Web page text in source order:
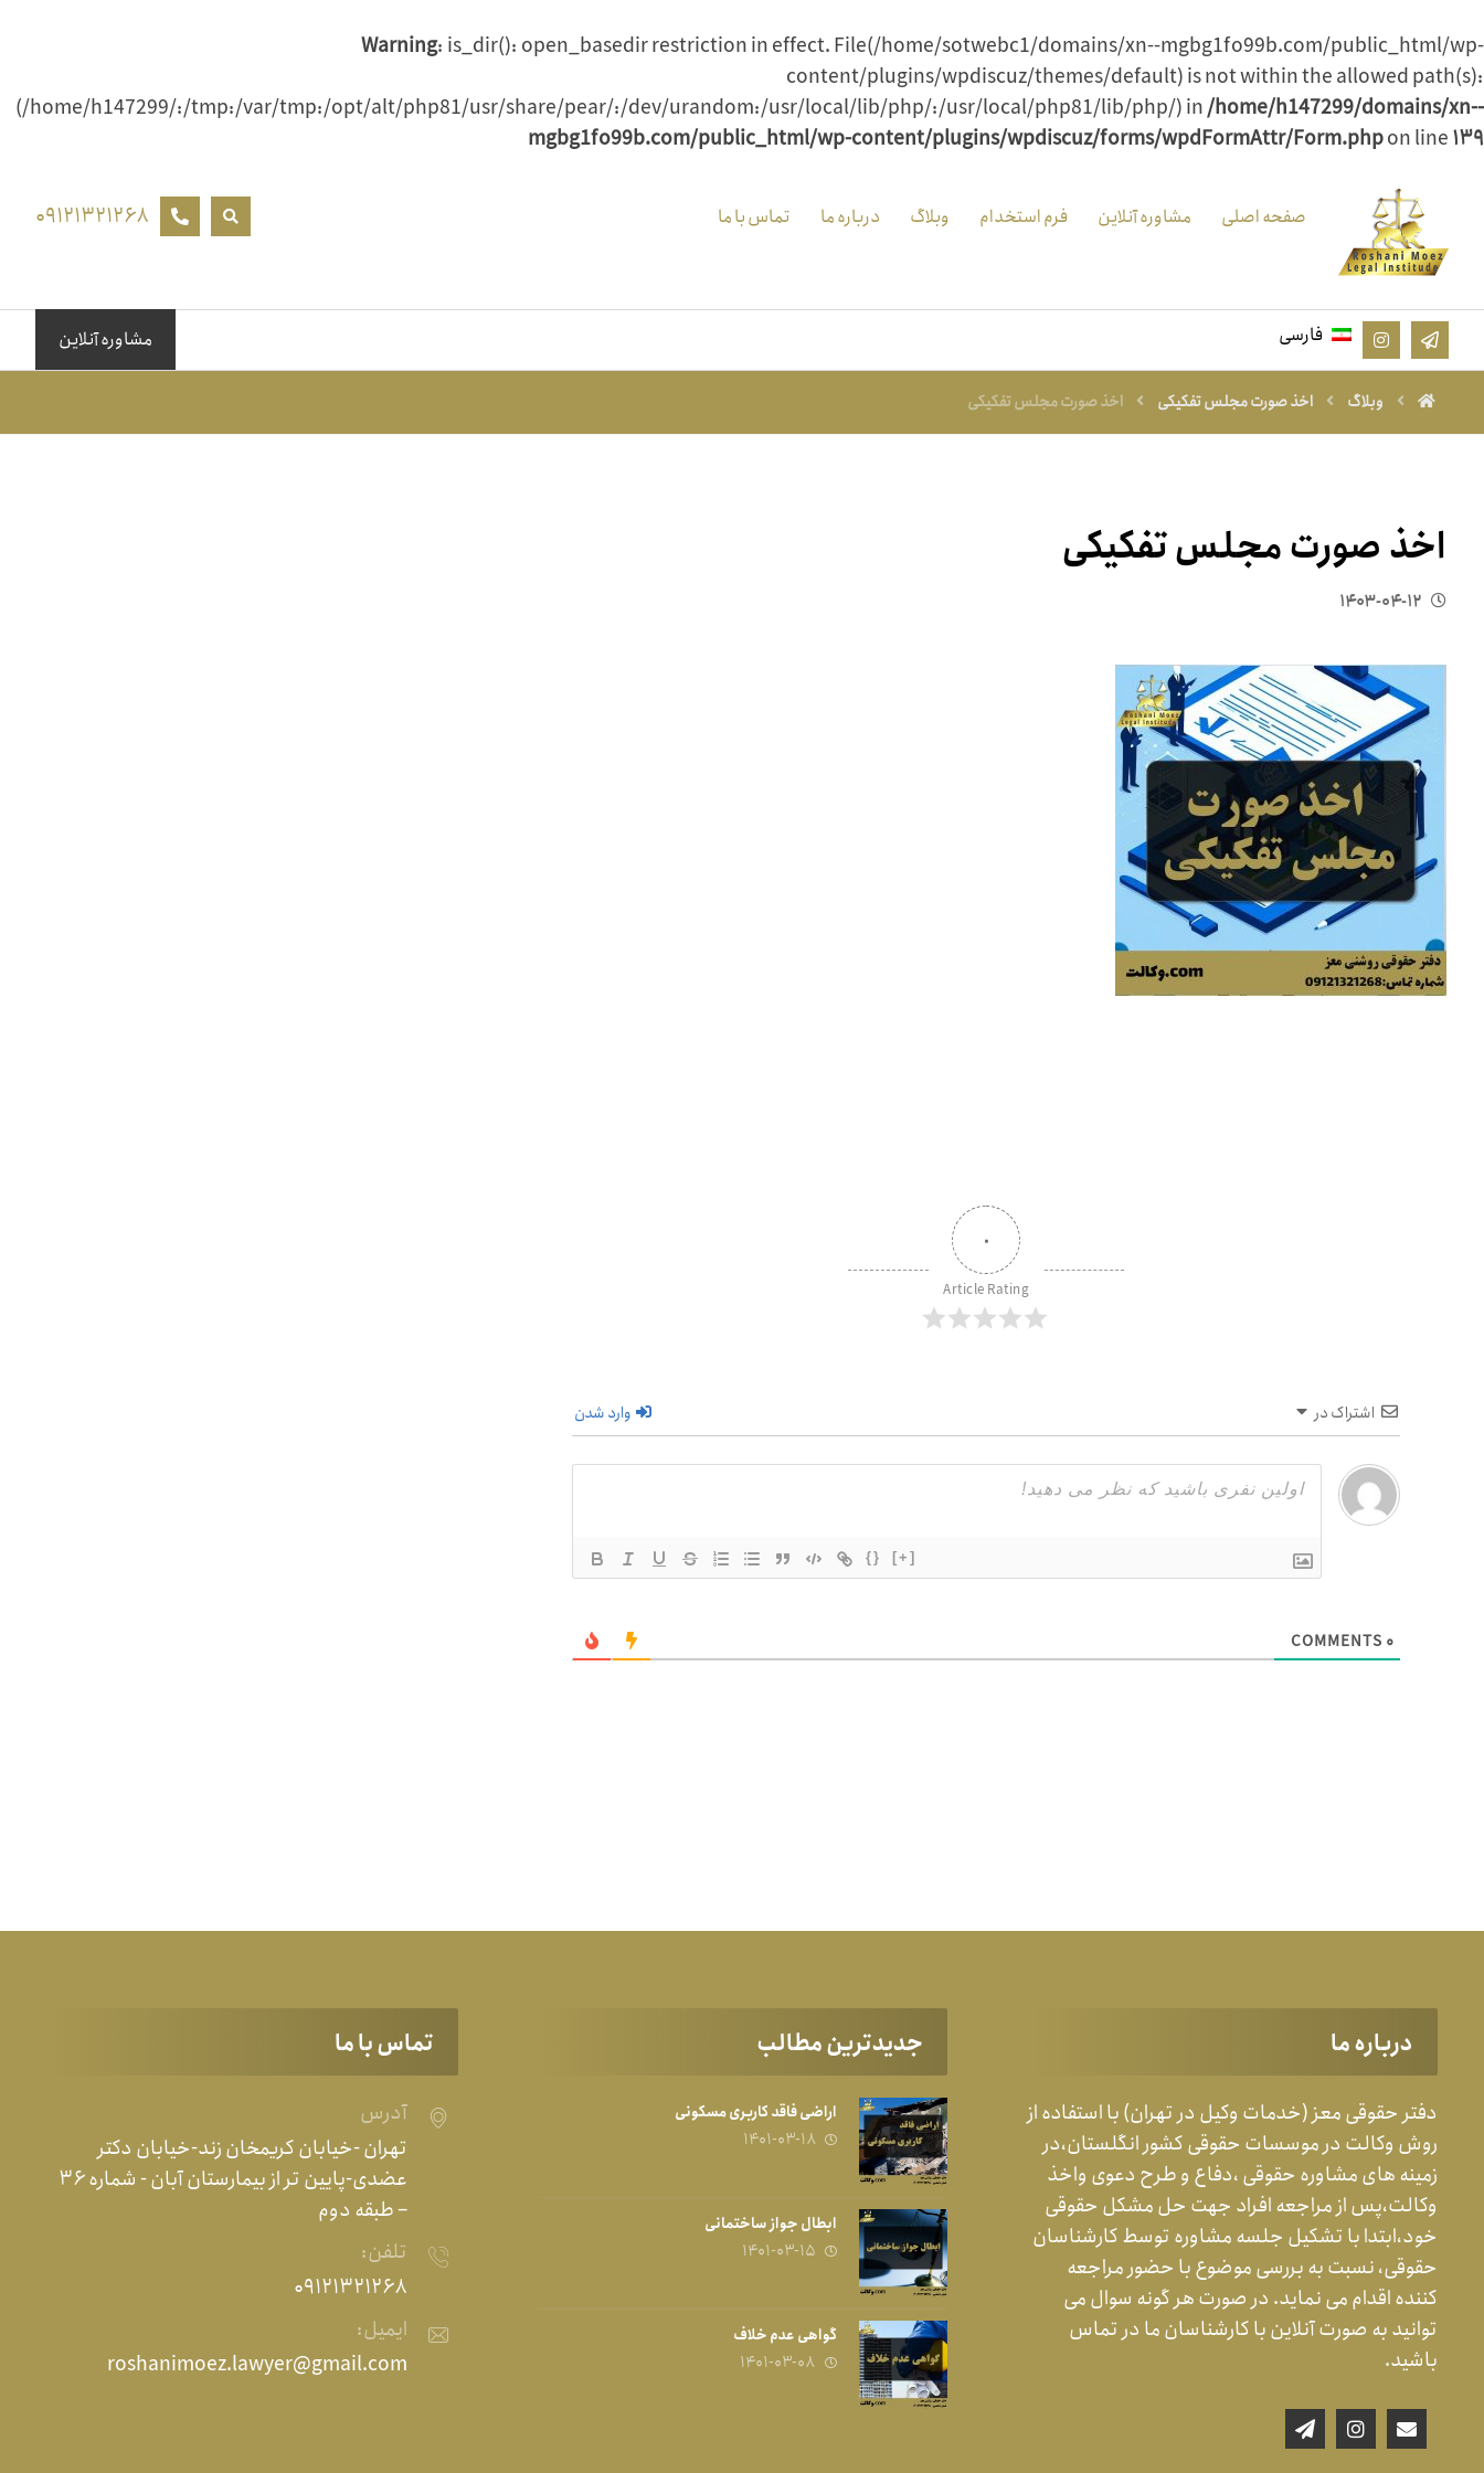
Warning: is_dir(): open_basedir restriction in effect. File(/home/sotwebc1/domains/xn--mgbg1fo99b.com/public_html/wp-
content/plugins/wpdiscuz/themes/default) is not within the allowed path(s):
(/home/h147299/:/tmp:/var/tmp:/opt/alt/php81/usr/share/pear/:/dev/urandom:/usr/local/lib/php/:/usr/local/php81/lib/php/) in/home/h147299/domains/xn--
mgbg1fo99b.com/public_html/wp-content/plugins/wpdiscuz/forms/wpdFormAttr/Form.phpon line۱۳۹
صفحه اصلی مشاوره آنلاین فرم استخدام وبلاگ درباره ما تماس با ما ۰۹۱۲۱۳۲۱۲۶۸
فارسی مشاوره آنلاین
وبلاگ اخذ صورت مجلس تفکیکی اخذ صورت مجلس تفکیکی
اخذ صورت مجلس تفکیکی
۱۴۰۳-۰۴-۱۲
۰
Article Rating
اشتراک در وارد شدن
{} [+]
۰
درباره ما
دفتر حقوقی معز (خدمات وکیل در تهران) با استفاده از
روش وکالت در موسسات حقوقی کشور انگلستان،در
زمینه های مشاوره حقوقی ،دفاع و طرح دعوی واخذ
وکالت،پس از مراجعه افراد جهت حل مشکل حقوقی
خود،ابتدا با تشکیل جلسه مشاوره توسط کارشناسان
حقوقی، نسبت به بررسی موضوع با حضور مراجعه
کننده اقدام می نماید. در صورت هر گونه سوال می
توانید به صورت آنلاین با کارشناسان ما در تماس
باشید.
جدیدترین مطالب
اراضی فاقد کاربری مسکونی
۱۴۰۱-۰۳-۱۸
ابطال جواز ساختمانی
۱۴۰۱-۰۳-۱۵
گواهی عدم خلاف
۱۴۰۱-۰۳-۰۸
تماس با ما
آدرس
تهران -خیابان کریمخان زند-خیابان دکتر
عضدی-پایین تر از بیمارستان آبان - شماره ۳۶
– طبقه دوم
تلفن:
۰۹۱۲۱۳۲۱۲۶۸
ایمیل:
roshanimoez.lawyer@gmail.com